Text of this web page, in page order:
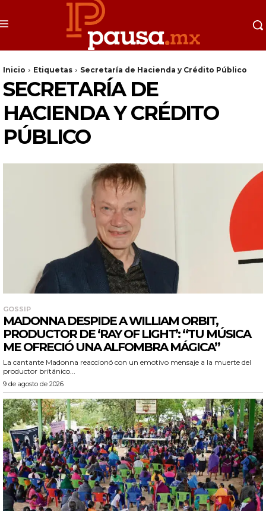
Inicio Etiquetas Secretaría de Hacienda y Crédito Público
SECRETARÍA DE
HACIENDA Y CRÉDITO
PÚBLICO
GOSSIP
MADONNA DESPIDE A WILLIAM ORBIT,
PRODUCTOR DE ‘RAY OF LIGHT’: “TU MÚSICA
ME OFRECIÓ UNA ALFOMBRA MÁGICA”
La cantante Madonna reaccionó con un emotivo mensaje a la muerte del
productor británico...
9 de agosto de 2026